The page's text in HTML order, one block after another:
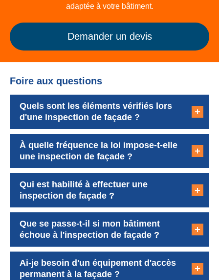
adaptée à votre bâtiment.
Demander un devis
Foire aux questions
Quels sont les éléments vérifiés lors
d'une inspection de façade ?
À quelle fréquence la loi impose-t-elle
une inspection de façade ?
Qui est habilité à effectuer une
inspection de façade ?
Que se passe-t-il si mon bâtiment
échoue à l'inspection de façade ?
Ai-je besoin d'un équipement d'accès
permanent à la façade ?